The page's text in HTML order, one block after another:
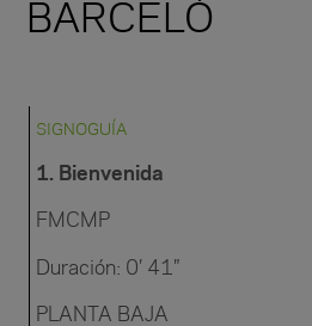
BARCELÓ
SIGNOGUÍA
1. Bienvenida
FMCMP
Duración: 0′ 41″
PLANTA BAJA